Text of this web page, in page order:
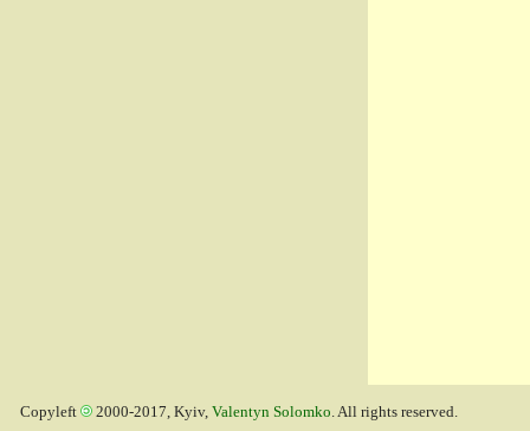
Copyleft 2000-2017, Kyiv, Valentyn Solomko. All rights reserved.